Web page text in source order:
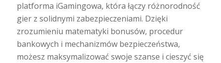
platforma iGamingowa, która łączy różnorodność
gier z solidnymi zabezpieczeniami. Dzięki
zrozumieniu matematyki bonusów, procedur
bankowych i mechanizmów bezpieczeństwa,
możesz maksymalizować swoje szanse i cieszyć się